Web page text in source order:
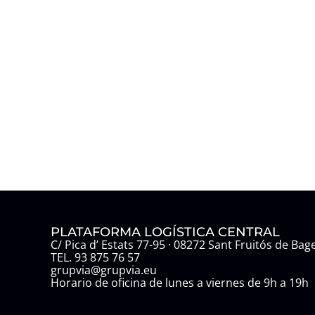
PLATAFORMA LOGÍSTICA CENTRAL
C/ Pica d’ Estats 77-95 · 08272 Sant Fruitós de
TEL. 93 875 76 57
grupvia@grupvia.eu
Horario de oficina de lunes a viernes de 9h a 19h